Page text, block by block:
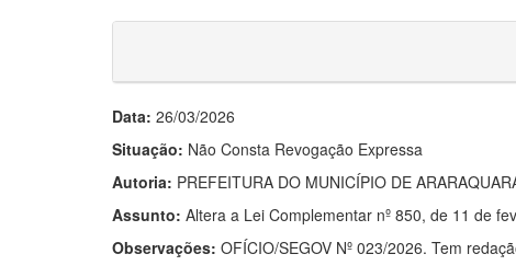
Data: 26/03/2026
Situação: Não Consta Revogação Expressa
Autoria: PREFEITURA DO MUNICÍPIO DE
Assunto: Altera a Lei Complementar nº 850, de 11 de
Observações: OFÍCIO/SEGOV Nº 023/2026. Tem